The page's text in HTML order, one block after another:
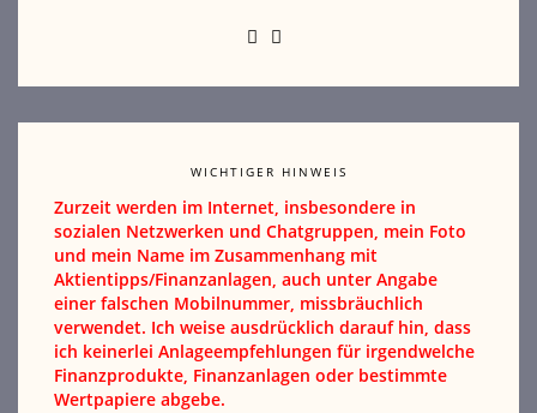
WICHTIGER HINWEIS
Zurzeit werden im Internet, insbesondere in
sozialen Netzwerken und Chatgruppen, mein Foto
und mein Name im Zusammenhang mit
Aktientipps/Finanzanlagen, auch unter Angabe
einer falschen Mobilnummer, missbräuchlich
verwendet. Ich weise ausdrücklich darauf hin, dass
ich keinerlei Anlageempfehlungen für irgendwelche
Finanzprodukte, Finanzanlagen oder bestimmte
Wertpapiere abgebe.